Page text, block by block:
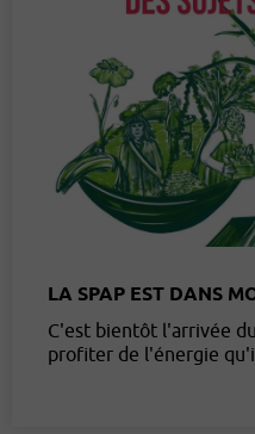
LA SPAP EST DANS
C'est bientôt l'arrivée
profiter de l'énergie